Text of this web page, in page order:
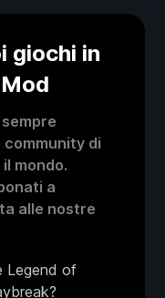
giochi in
di
mondo.
a
alle nostre
Legend of